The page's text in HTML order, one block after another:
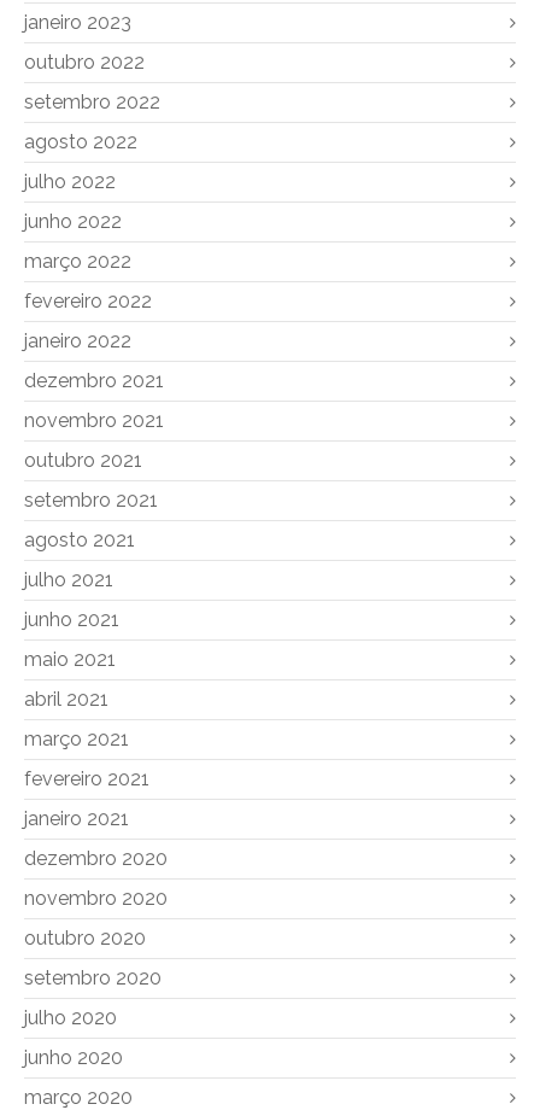
janeiro 2023
outubro 2022
setembro 2022
agosto 2022
julho 2022
junho 2022
março 2022
fevereiro 2022
janeiro 2022
dezembro 2021
novembro 2021
outubro 2021
setembro 2021
agosto 2021
julho 2021
junho 2021
maio 2021
abril 2021
março 2021
fevereiro 2021
janeiro 2021
dezembro 2020
novembro 2020
outubro 2020
setembro 2020
julho 2020
junho 2020
março 2020